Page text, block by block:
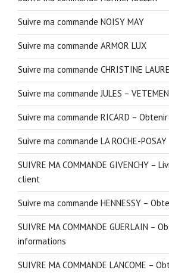
Suivre ma commande NOISY MAY
Suivre ma commande ARMOR LUX
Suivre ma commande CHRISTINE LAURE
Suivre ma commande JULES –
Suivre ma commande RICARD –
Suivre ma commande LA ROCHE-POSAY
SUIVRE MA COMMANDE GIVENCHY –
client
Suivre ma commande HENNESSY –
SUIVRE MA COMMANDE GUERLAIN –
informations
SUIVRE MA COMMANDE LANCOME –